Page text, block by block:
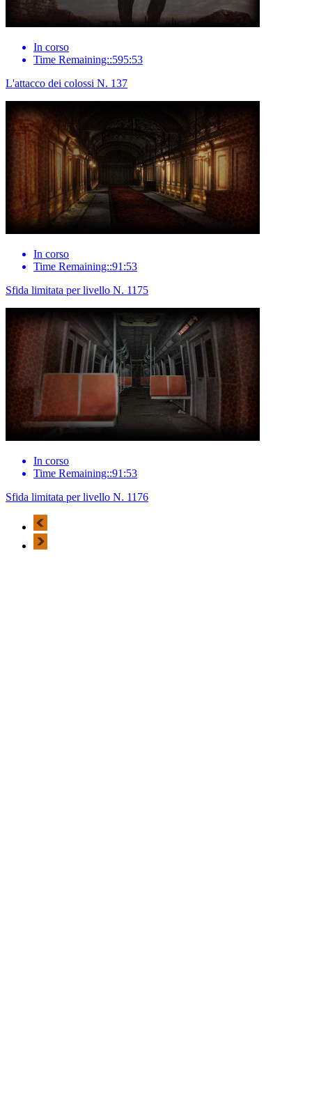
In corso
Time Remaining::595:53
L'attacco dei colossi N. 137
In corso
Time Remaining::91:53
Sfida limitata per livello N. 1175
In corso
Time Remaining::91:53
Sfida limitata per livello N. 1176